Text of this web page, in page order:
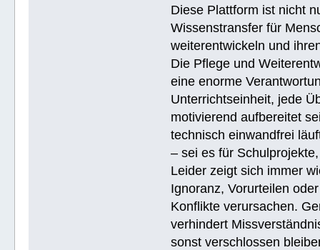
Diese Plattform ist nicht
Wissenstransfer für
weiterentwickeln und
Die Pflege und
eine enorme
Unterrichtseinheit, jede
motivierend aufbereitet
technisch einwandfrei
– sei es für
Leider zeigt sich immer
Ignoranz, Vorurteilen
Konflikte verursachen.
verhindert
sonst verschlossen